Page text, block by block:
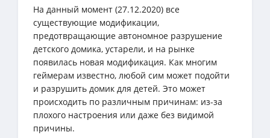
На данный момент (27.12.2020) все
существующие модификации,
предотвращающие автономное разрушение
детского домика, устарели, и на рынке
появилась новая модификация. Как многим
геймерам известно, любой сим может подойти
и разрушить домик для детей. Это может
происходить по различным причинам: из-за
плохого настроения или даже без видимой
причины.